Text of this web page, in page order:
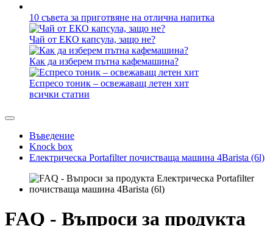
10 съвета за приготвяне на отлична напитка
Чай от ЕКО капсула, защо не?